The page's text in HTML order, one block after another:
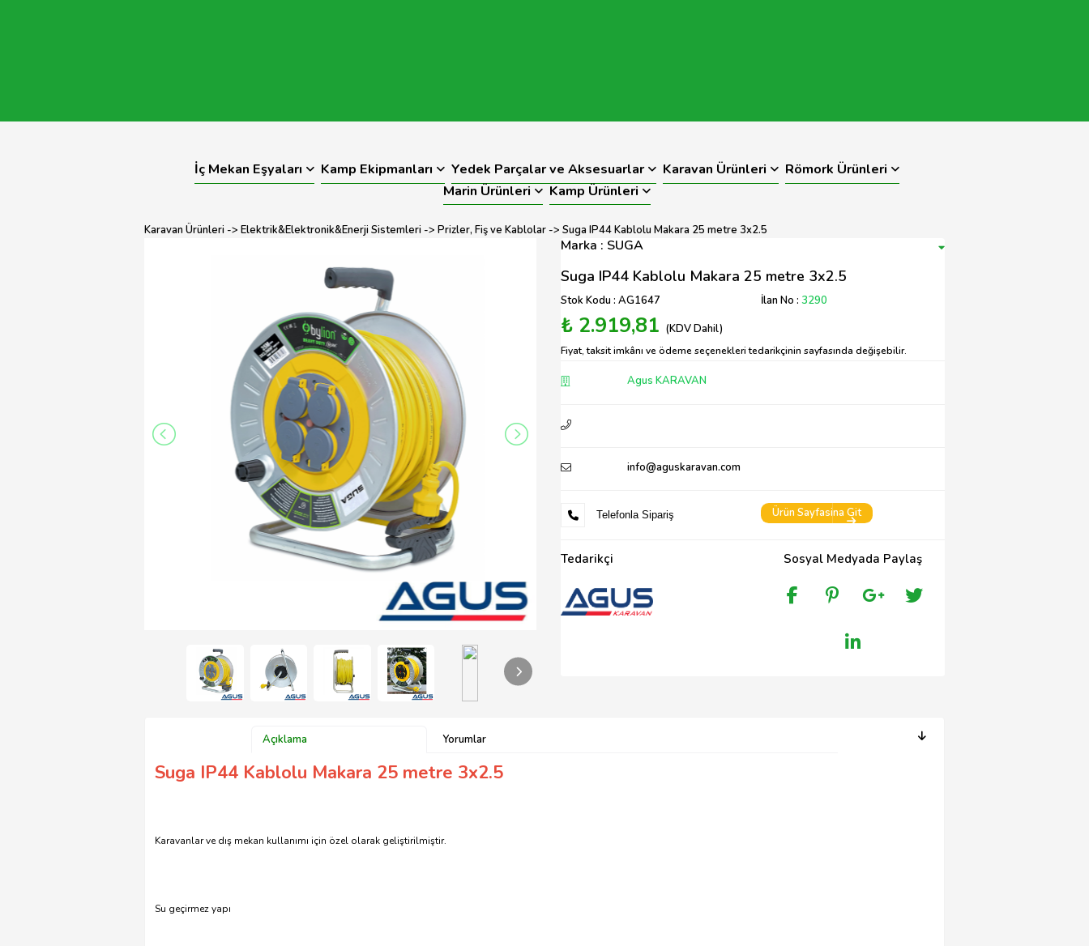
İç Mekan Eşyaları Kamp Ekipmanları Yedek Parçalar ve Aksesuarlar Karavan Ürünleri
Römork Ürünleri
Marin Ürünleri
Kamp Ürünleri
Karavan Ürünleri -> Elektrik&Elektronik&Enerji Sistemleri -> Prizler, Fiş ve Kablolar-> Suga IP44 Kablolu Makara 25 metre 3x2.5
Marka : SUGA
Suga IP44 Kablolu Makara 25 metre 3x2.5
Stok Kodu : AG1647 İlan No : 3290
₺ 2.919,81 (KDV Dahil)
Fiyat, taksit imkânı ve ödeme seçenekleri tedarikçinin sayfasında değişebilir.
Agus KARAVAN
info@aguskaravan.com
Telefonla Sipariş Ürün Sayfasina Git
Tedarikçi Sosyal Medyada Paylaş
Açıklama Yorumlar
Suga IP44 Kablolu Makara 25 metre 3x2.5
Karavanlar ve dış mekan kullanımı için özel olarak geliştirilmiştir.
Su geçirmez yapı